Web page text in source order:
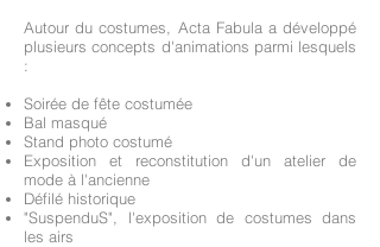
Autour du costumes, Acta Fabula a développé
plusieurs concepts d'animations parmi lesquels
:
Soirée de fête costumée
Bal masqué
Stand photo costumé
Exposition et reconstitution d'un atelier de
mode à l'ancienne
Défilé historique
"SuspenduS", l'exposition de costumes dans
les airs